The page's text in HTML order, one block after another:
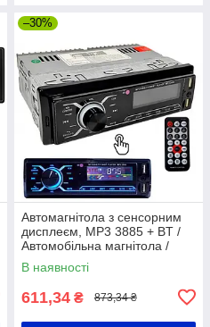
–30%
Автомагнітола з сенсорним
дисплеєм, MP3 3885 + BT /
Автомобільна магнітола /
Магнітола в машину
В наявності
611,34 ₴ 873,34 ₴